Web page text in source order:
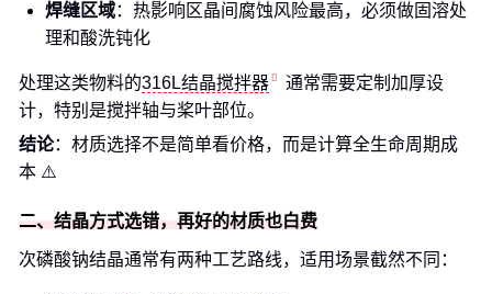
焊缝区域：热影响区晶间腐蚀风险最高，必须做固溶处
理和酸洗钝化
处理这类物料的316L结晶搅拌器
通常需要定制加厚设
计，特别是搅拌轴与桨叶部位。
结论：材质选择不是简单看价格，而是计算全生命周期成
本 ⚠️
二、结晶方式选错，再好的材质也白费
次磷酸钠结晶通常有两种工艺路线，适用场景截然不同：